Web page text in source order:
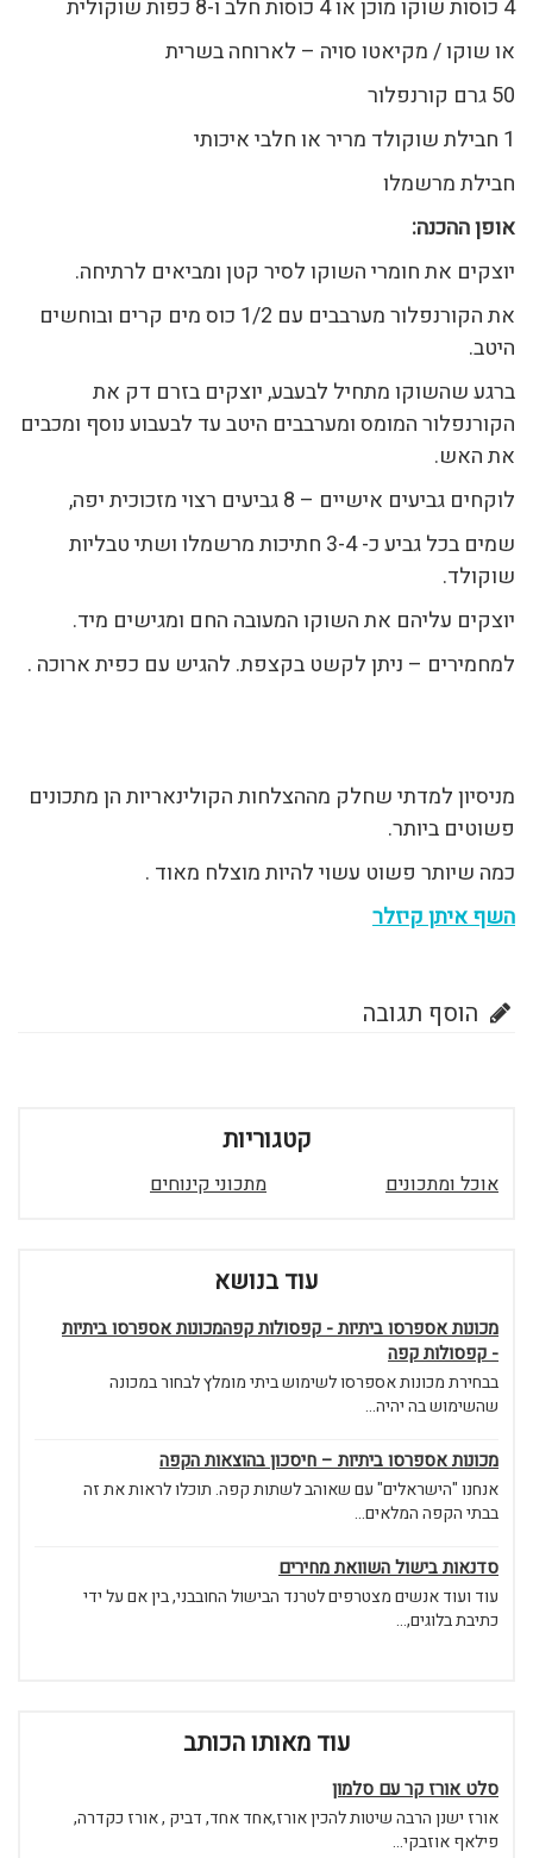
4 כוסות שוקו מוכן או 4 כוסות חלב ו-8 כפות שוקולית
או שוקו / מקיאטו סויה – לארוחה בשרית
50 גרם קורנפלור
1 חבילת שוקולד מריר או חלבי איכותי
חבילת מרשמלו
אופן ההכנה:
יוצקים את חומרי השוקו לסיר קטן ומביאים לרתיחה.
את הקורנפלור מערבבים עם 1/2 כוס מים קרים ובוחשים
היטב.
ברגע שהשוקו מתחיל לבעבע, יוצקים בזרם דק את
הקורנפלור המומס ומערבבים היטב עד לבעבוע נוסף ומכבים
את האש.
לוקחים גביעים אישיים – 8 גביעים רצוי מזכוכית יפה,
שמים בכל גביע כ- 3-4 חתיכות מרשמלו ושתי טבליות
שוקולד.
יוצקים עליהם את השוקו המעובה החם ומגישים מיד.
למחמירים – ניתן לקשט בקצפת. להגיש עם כפית ארוכה .
מניסיון למדתי שחלק מההצלחות הקולינאריות הן מתכונים
פשוטים ביותר.
כמה שיותר פשוט עשוי להיות מוצלח מאוד .
השף איתן קיזלר
הוסף תגובה
קטגוריות
אוכל ומתכונים מתכוני קינוחים
עוד בנושא
מכונות אספרסו ביתיות - קפסולות קפהמכונות אספרסו ביתיות
- קפסולות קפה
בבחירת מכונות אספרסו לשימוש ביתי מומלץ לבחור במכונה
שהשימוש בה יהיה...
מכונות אספרסו ביתיות – חיסכון בהוצאות הקפה
אנחנו "הישראלים" עם שאוהב לשתות קפה. תוכלו לראות את זה
בבתי הקפה המלאים...
סדנאות בישול השוואת מחירים
עוד ועוד אנשים מצטרפים לטרנד הבישול החובבני, בין אם על ידי
כתיבת בלוגים,...
עוד מאותו הכותב
סלט אורז קר עם סלמון
אורז ישנן הרבה שיטות להכין אורז,אחד אחד, דביק , אורז כקדרה,
פילאף אוזבקי...